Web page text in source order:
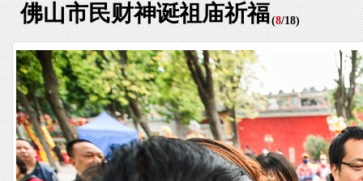
佛山市民财神诞祖庙祈福(8/18)